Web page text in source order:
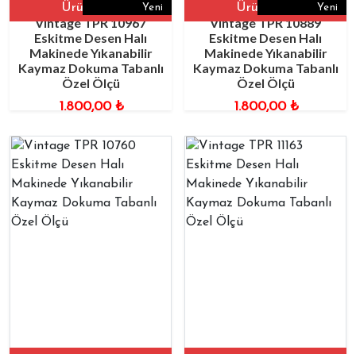
Yeni
Ürüne Git
Vintage TPR 10967
Eskitme Desen Halı
Makinede Yıkanabilir
Kaymaz Dokuma Tabanlı
Özel Ölçü
1.800,00 ₺
Yeni
Ürüne Git
Vintage TPR 10889
Eskitme Desen Halı
Makinede Yıkanabilir
Kaymaz Dokuma Tabanlı
Özel Ölçü
1.800,00 ₺